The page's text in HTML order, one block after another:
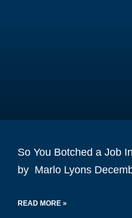
So You Botched a Job
by Marlo Lyons
READ MORE »